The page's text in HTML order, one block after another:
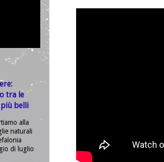
tra le
belli
alla
naturali
di luglio